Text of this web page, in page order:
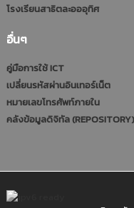
โรงเรียนสาธิตละอออุทิศ
อื่นๆ
คู่มือการใช้ ICT
เปลี่ยนรหัสผ่านอินเทอร์เน็ต
หมายเลขโทรศัพท์ภายใน
คลังข้อมูลดิจิทัล (REPOSITORY)